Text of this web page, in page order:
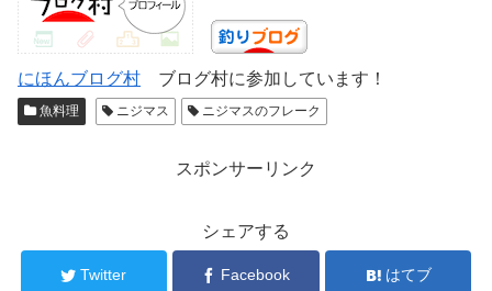
にほんブログ村 ブログ村に参加しています！
魚料理 ニジマス ニジマスのフレーク
スポンサーリンク
シェアする
Twitter Facebook はてブ